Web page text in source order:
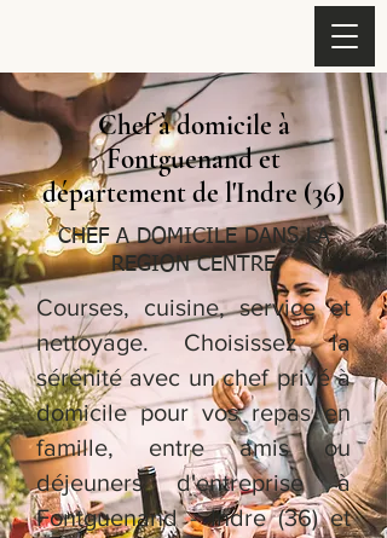
Chef à domicile à
Fontguenand et
département de l'Indre (36)
CHEF A DOMICILE DANS LA
REGION CENTRE
Courses, cuisine, service et
nettoyage. Choisissez la
sérénité avec un chef privé à
domicile pour vos repas en
famille, entre amis ou
déjeuners d'entreprise à
Fontguenand - Indre (36) et